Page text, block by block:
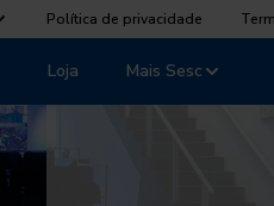
Política de privacidade
Loja Mais Sesc